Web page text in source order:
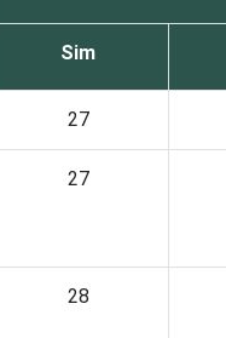
Sim
27
27
28